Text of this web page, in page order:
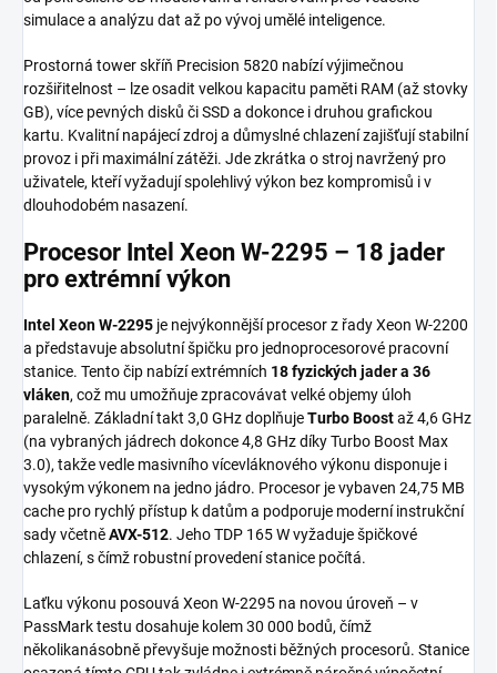
simulace a analýzu dat až po vývoj umělé inteligence.
Prostorná tower skříň Precision 5820 nabízí výjimečnou
rozšiřitelnost – lze osadit velkou kapacitu paměti RAM (až stovky
GB), více pevných disků či SSD a dokonce i druhou grafickou
kartu. Kvalitní napájecí zdroj a důmyslné chlazení zajišťují stabilní
provoz i při maximální zátěži. Jde zkrátka o stroj navržený pro
uživatele, kteří vyžadují spolehlivý výkon bez kompromisů i v
dlouhodobém nasazení.
Procesor Intel Xeon W-2295 – 18 jader
pro extrémní výkon
Intel Xeon W-2295 je nejvýkonnější procesor z řady Xeon W-2200
a představuje absolutní špičku pro jednoprocesorové pracovní
stanice. Tento čip nabízí extrémních 18 fyzických jader a 36
vláken, což mu umožňuje zpracovávat velké objemy úloh
paralelně. Základní takt 3,0 GHz doplňujeTurbo Boostaž 4,6 GHz
(na vybraných jádrech dokonce 4,8 GHz díky Turbo Boost Max
3.0), takže vedle masivního vícevláknového výkonu disponuje i
vysokým výkonem na jedno jádro. Procesor je vybaven 24,75 MB
cache pro rychlý přístup k datům a podporuje moderní instrukční
sady včetněAVX-512. Jeho TDP 165 W vyžaduje špičkové
chlazení, s čímž robustní provedení stanice počítá.
Laťku výkonu posouvá Xeon W-2295 na novou úroveň – v
PassMark testu dosahuje kolem 30 000 bodů, čímž
několikanásobně převyšuje možnosti běžných procesorů. Stanice